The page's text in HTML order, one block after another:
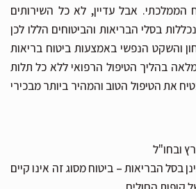
הממלכתי. אבל עדיין, לא כל השירותים
בסלי הבריאות והביטוחים הללו לכן
והשקט הנפשי באמצעות ביטוח בריאות
בהליך הטיפול הרפואי ללא כל תלות
את הטיפול הטוב והמהיר ביותר מבכירי
ובחו"ל
בסל הבריאות – ביטוח מסוג זה אינו קיים